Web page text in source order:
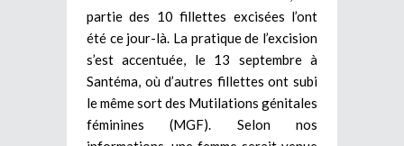
partie des 10 fillettes excisées l’ont
été ce jour-là. La pratique de l’excision
s’est accentuée, le 13 septembre à
Santéma, où d’autres fillettes ont subi
le même sort des Mutilations génitales
féminines (MGF). Selon nos